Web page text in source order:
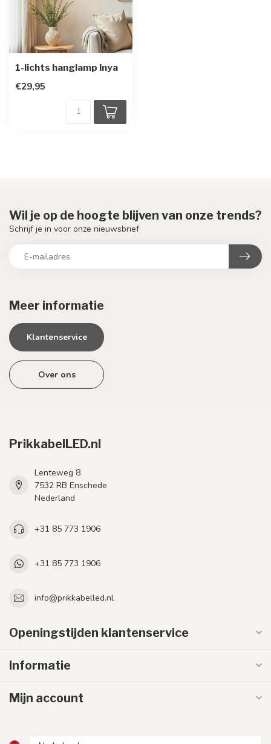
1-lichts hanglamp Inya
€29,95
Meer informatie
Klantenservice
Over ons
Wil je op de hoogte blijven van onze trends?
Schrijf je in voor onze nieuwsbrief
PrikkabelLED.nl
Lenteweg 8
7532 RB Enschede
Nederland
+31 85 773 1906
+31 85 773 1906
info@prikkabelled.nl
Openingstijden klantenservice
Informatie
Mijn account